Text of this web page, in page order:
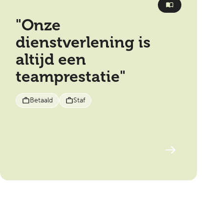
"Onze
dienstverlening is
altijd een
teamprestatie"
Betaald Staf